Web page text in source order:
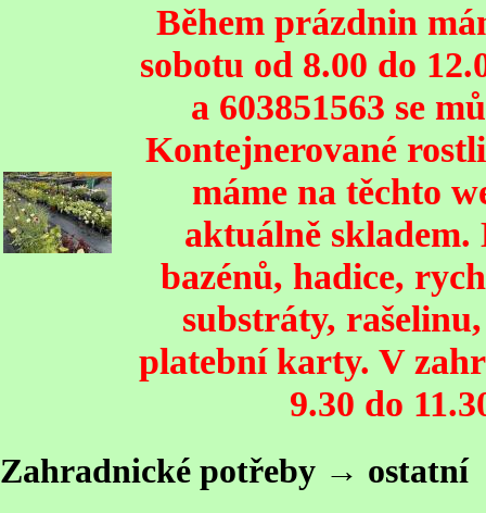
Během prázdnin
sobotu od 8.00 do
a 603851563 se
Kontejnerované
máme na těchto
aktuálně
bazénů, hadice,
substráty,
platební karty. V
9.30 do
Zahradnické potřeby → ostatní